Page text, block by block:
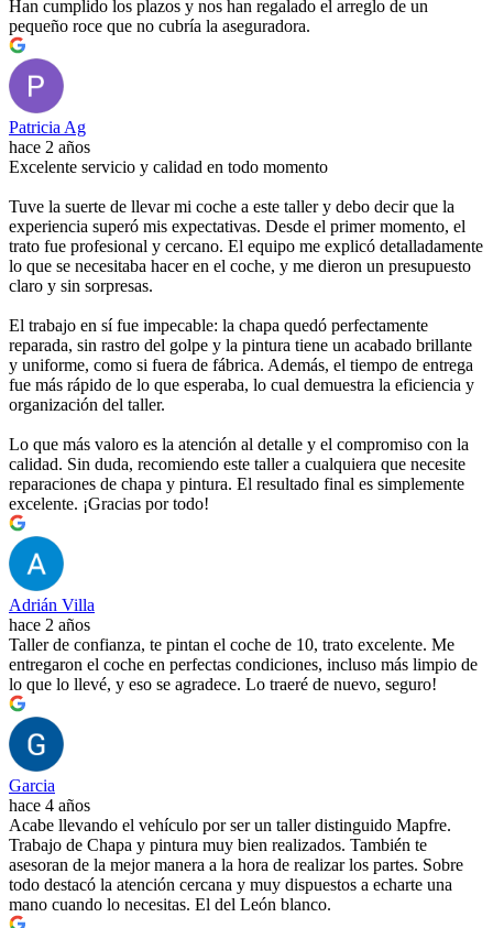
Han cumplido los plazos y nos han regalado el arreglo de un
pequeño roce que no cubría la aseguradora.
Patricia Ag
hace 2 años
Excelente servicio y calidad en todo momento
Tuve la suerte de llevar mi coche a este taller y debo decir que la
experiencia superó mis expectativas. Desde el primer momento, el
trato fue profesional y cercano. El equipo me explicó detalladamente
lo que se necesitaba hacer en el coche, y me dieron un presupuesto
claro y sin sorpresas.
El trabajo en sí fue impecable: la chapa quedó perfectamente
reparada, sin rastro del golpe y la pintura tiene un acabado brillante
y uniforme, como si fuera de fábrica. Además, el tiempo de entrega
fue más rápido de lo que esperaba, lo cual demuestra la eficiencia y
organización del taller.
Lo que más valoro es la atención al detalle y el compromiso con la
calidad. Sin duda, recomiendo este taller a cualquiera que necesite
reparaciones de chapa y pintura. El resultado final es simplemente
excelente. ¡Gracias por todo!
Adrián Villa
hace 2 años
Taller de confianza, te pintan el coche de 10, trato excelente. Me
entregaron el coche en perfectas condiciones, incluso más limpio de
lo que lo llevé, y eso se agradece. Lo traeré de nuevo, seguro!
Garcia
hace 4 años
Acabe llevando el vehículo por ser un taller distinguido Mapfre.
Trabajo de Chapa y pintura muy bien realizados. También te
asesoran de la mejor manera a la hora de realizar los partes. Sobre
todo destacó la atención cercana y muy dispuestos a echarte una
mano cuando lo necesitas. El del León blanco.